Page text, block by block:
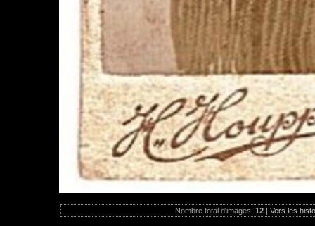
Nombre total d'images: 12 | Vers les